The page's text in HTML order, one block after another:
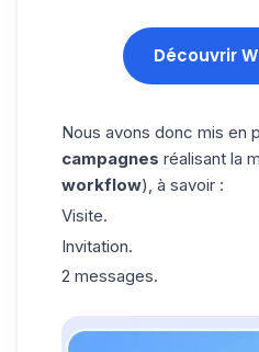
Découvrir
Nous avons donc mis en
campagnes réalisant la
workflow), à savoir :
Visite.
Invitation.
2 messages.